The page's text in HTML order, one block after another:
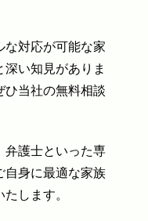
な対応が可能な家
い知見がありま
ひ当社の無料相談
弁護士といった専
自身に最適な家族
します。